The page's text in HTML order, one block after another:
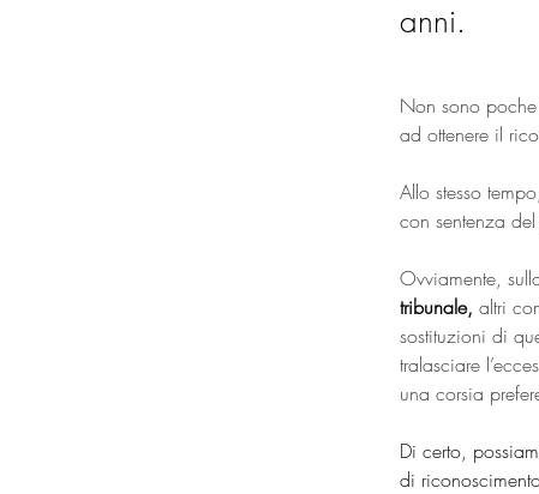
anni.
Non sono
ad ottenere il
Allo stesso
con sentenza del
Ovviamente,
tribunale, altri
sostituzioni di
tralasciare
una corsia
Di certo,
di